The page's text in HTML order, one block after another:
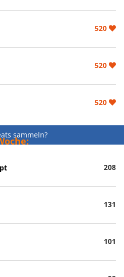
520
520
520
sammeln?
208
131
101